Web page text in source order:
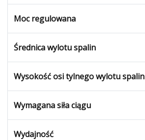
Moc regulowana
Średnica wylotu spalin
Wysokość osi tylnego wylotu spalin
Wymagana siła ciągu
Wydajność